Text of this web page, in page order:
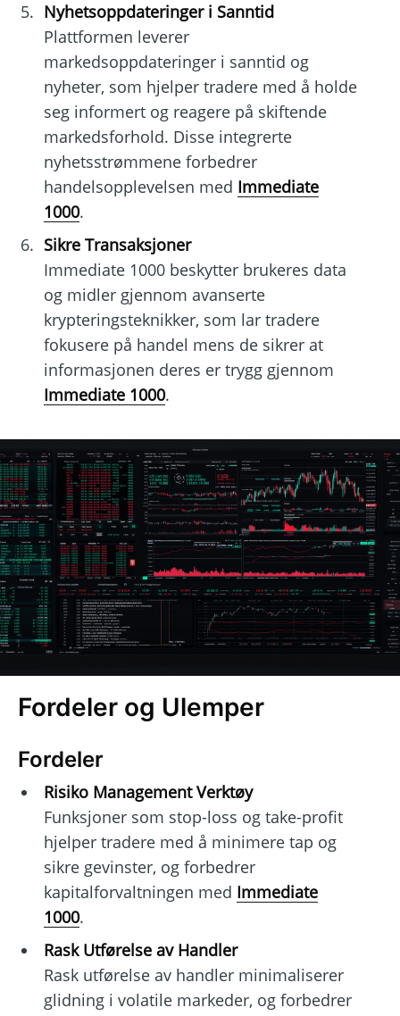
Nyhetsoppdateringer i Sanntid
Plattformen leverer
markedsoppdateringer i sanntid og
nyheter, som hjelper tradere med å holde
seg informert og reagere på skiftende
markedsforhold. Disse integrerte
nyhetsstrømmene forbedrer
handelsopplevelsen med Immediate
1000.
Sikre Transaksjoner
Immediate 1000 beskytter brukeres data
og midler gjennom avanserte
krypteringsteknikker, som lar tradere
fokusere på handel mens de sikrer at
informasjonen deres er trygg gjennom
Immediate 1000.
Fordeler og Ulemper
Fordeler
Risiko Management Verktøy
Funksjoner som stop-loss og take-profit
hjelper tradere med å minimere tap og
sikre gevinster, og forbedrer
kapitalforvaltningen med Immediate
1000.
Rask Utførelse av Handler
Rask utførelse av handler minimaliserer
glidning i volatile markeder, og forbedrer